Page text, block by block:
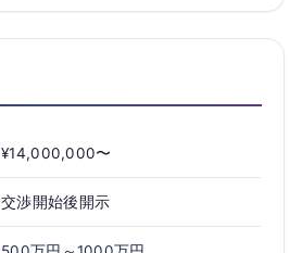
¥14,000,000〜
交渉開始後開示